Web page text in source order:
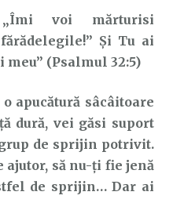
voi mărturisi
Şi Tu ai
(Psalmul 32:5)
apucătură sâcâitoare
dură, vei găsi suport
de sprijin potrivit.
ajutor, să nu-ți fie jenă
de sprijin… Dar ai